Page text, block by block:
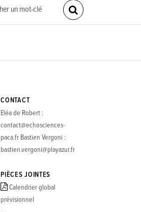
CONTACT
Eléa de Robert :
contact@echosciences-
paca.fr Bastien Vergoni :
bastien.vergoni@playazur.fr
PIÈCES JOINTES
Calendrier global
prévisionnel